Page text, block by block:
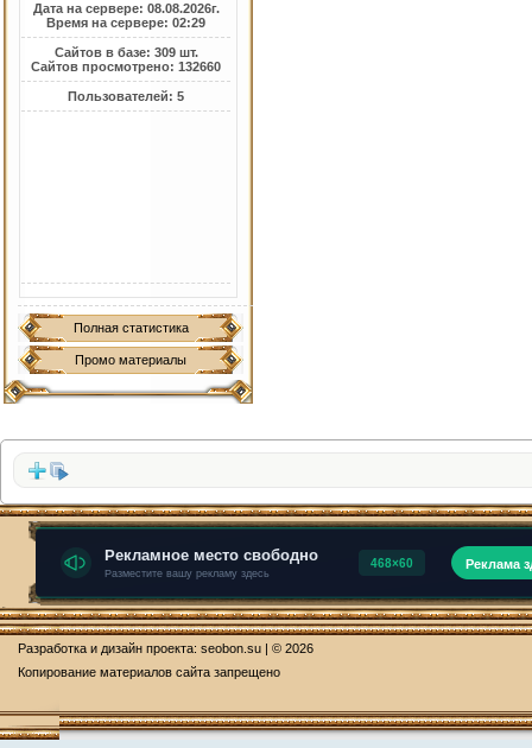
Дата на сервере: 08.08.2026г.
Время на сервере: 02:29
Сайтов в базе: 309 шт.
Сайтов просмотрено: 132660
Пользователей: 5
Полная статистика
Промо материалы
Разработка и дизайн проекта: seobon.su | © 2026
Копирование материалов сайта запрещено